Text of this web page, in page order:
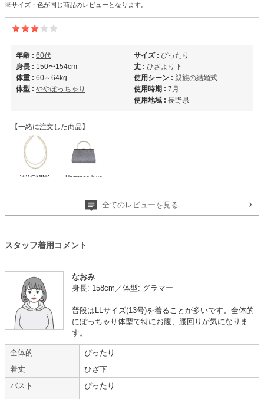
※サイズ・色が同じ商品のレビューとなります。
年齢 : 60代
身長 : 150〜154cm
体重 : 60～64kg
体型 : ややぽっちゃり
サイズ : ぴったり
丈 : ひざより下
使用シーン : 親族の結婚式
使用時期 : 7月
使用地域 : 長野県
【一緒に注文した商品】
VIWOMINA Hermoso luxe
体重 :55～59kg
体型 : ややぽっちゃり
使用時期 :4月
イメージ通り、とても上品で形も好みのデザインでした。
初めて利用させていただきましたが、サイトが使いやすく商品も豊富な印象
【一緒に注文した商品】
全てのレビューを見る
スタッフ着用コメント
なおみ
身長: 158cm／体型: グラマー
普段はLLサイズ(13号)を着ることが多いです。全体的
にぽっちゃり体型で特にお腹、腰回りが気になりま
す。
全体的
ぴったり
着丈
ひざ下
バスト
ぴったり